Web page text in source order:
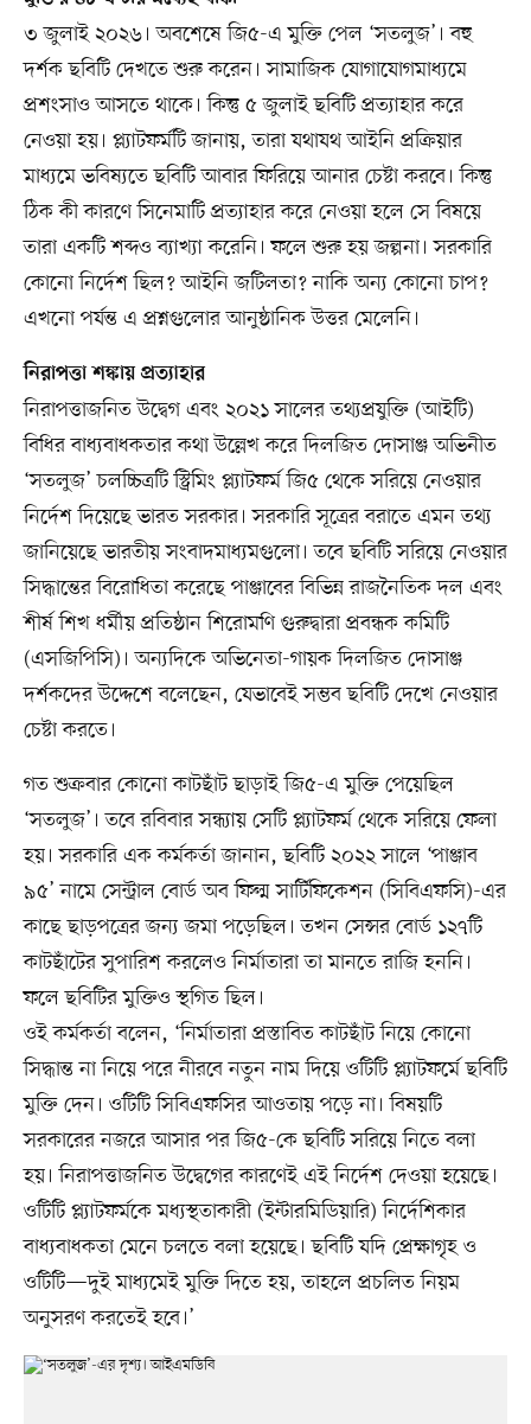
৩ জুলাই ২০২৬। অবশেষে জি৫-এ মুক্তি পেল ‘সতলুজ’। বহু
দর্শক ছবিটি দেখতে শুরু করেন। সামাজিক যোগাযোগমাধ্যমে
প্রশংসাও আসতে থাকে। কিন্তু ৫ জুলাই ছবিটি প্রত্যাহার করে
নেওয়া হয়। প্ল্যাটফর্মটি জানায়, তারা যথাযথ আইনি প্রক্রিয়ার
মাধ্যমে ভবিষ্যতে ছবিটি আবার ফিরিয়ে আনার চেষ্টা করবে। কিন্তু
ঠিক কী কারণে সিনেমাটি প্রত্যাহার করে নেওয়া হলে সে বিষয়ে
তারা একটি শব্দও ব্যাখ্যা করেনি। ফলে শুরু হয় জল্পনা। সরকারি
কোনো নির্দেশ ছিল? আইনি জটিলতা? নাকি অন্য কোনো চাপ?
এখনো পর্যন্ত এ প্রশ্নগুলোর আনুষ্ঠানিক উত্তর মেলেনি।
নিরাপত্তা শঙ্কায় প্রত্যাহার
নিরাপত্তাজনিত উদ্বেগ এবং ২০২১ সালের তথ্যপ্রযুক্তি (আইটি)
বিধির বাধ্যবাধকতার কথা উল্লেখ করে দিলজিত দোসাঞ্জ অভিনীত
‘সতলুজ’ চলচ্চিত্রটি স্ট্রিমিং প্ল্যাটফর্ম জি৫ থেকে সরিয়ে নেওয়ার
নির্দেশ দিয়েছে ভারত সরকার। সরকারি সূত্রের বরাতে এমন তথ্য
জানিয়েছে ভারতীয় সংবাদমাধ্যমগুলো। তবে ছবিটি সরিয়ে নেওয়ার
সিদ্ধান্তের বিরোধিতা করেছে পাঞ্জাবের বিভিন্ন রাজনৈতিক দল এবং
শীর্ষ শিখ ধর্মীয় প্রতিষ্ঠান শিরোমণি গুরুদ্বারা প্রবন্ধক কমিটি
(এসজিপিসি)। অন্যদিকে অভিনেতা-গায়ক দিলজিত দোসাঞ্জ
দর্শকদের উদ্দেশে বলেছেন, যেভাবেই সম্ভব ছবিটি দেখে নেওয়ার
চেষ্টা করতে।
গত শুক্রবার কোনো কাটছাঁট ছাড়াই জি৫-এ মুক্তি পেয়েছিল
‘সতলুজ’। তবে রবিবার সন্ধ্যায় সেটি প্ল্যাটফর্ম থেকে সরিয়ে ফেলা
হয়। সরকারি এক কর্মকর্তা জানান, ছবিটি ২০২২ সালে ‘পাঞ্জাব
৯৫’ নামে সেন্ট্রাল বোর্ড অব ফিল্ম সার্টিফিকেশন (সিবিএফসি)-এর
কাছে ছাড়পত্রের জন্য জমা পড়েছিল। তখন সেন্সর বোর্ড ১২৭টি
কাটছাঁটের সুপারিশ করলেও নির্মাতারা তা মানতে রাজি হননি।
ফলে ছবিটির মুক্তিও স্থগিত ছিল।
ওই কর্মকর্তা বলেন, ‘নির্মাতারা প্রস্তাবিত কাটছাঁট নিয়ে কোনো
সিদ্ধান্ত না নিয়ে পরে নীরবে নতুন নাম দিয়ে ওটিটি প্ল্যাটফর্মে ছবিটি
মুক্তি দেন। ওটিটি সিবিএফসির আওতায় পড়ে না। বিষয়টি
সরকারের নজরে আসার পর জি৫-কে ছবিটি সরিয়ে নিতে বলা
হয়। নিরাপত্তাজনিত উদ্বেগের কারণেই এই নির্দেশ দেওয়া হয়েছে।
ওটিটি প্ল্যাটফর্মকে মধ্যস্থতাকারী (ইন্টারমিডিয়ারি) নির্দেশিকার
বাধ্যবাধকতা মেনে চলতে বলা হয়েছে। ছবিটি যদি প্রেক্ষাগৃহ ও
ওটিটি—দুই মাধ্যমেই মুক্তি দিতে হয়, তাহলে প্রচলিত নিয়ম
অনুসরণ করতেই হবে।’